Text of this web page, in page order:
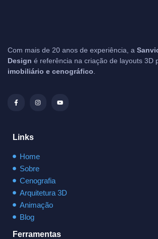
Com mais de 20 anos de experiência, a
Design é referência na criação de layouts 3D
imobiliário e cenográfico
Links
Home
Sobre
Cenografia
Arquitetura 3D
Animação
Blog
Ferramentas